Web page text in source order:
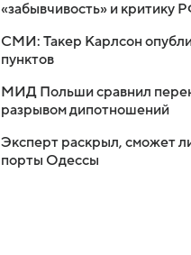
«забывчивость» и критику
СМИ: Такер Карлсон
пунктов
МИД Польши сравнил
разрывом дипотношений
Эксперт раскрыл, сможет
порты Одессы